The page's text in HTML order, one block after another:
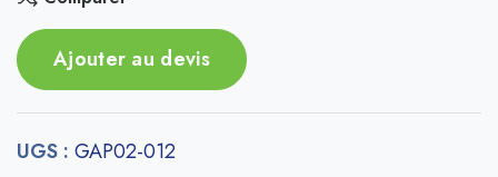
Ajouter au devis
UGS : GAP02-012